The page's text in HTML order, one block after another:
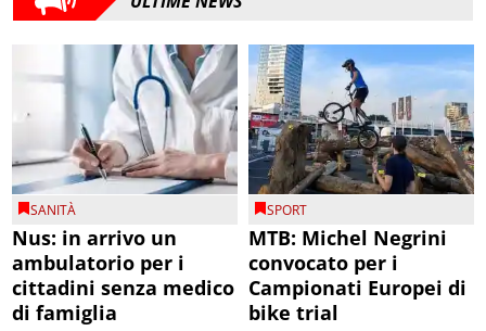
SANITÀ
Nus: in arrivo un
ambulatorio per i
cittadini senza medico
di famiglia
SPORT
MTB: Michel Negrini
convocato per i
Campionati Europei di
bike trial